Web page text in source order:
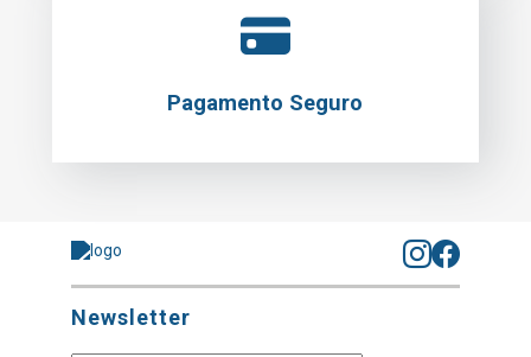
Pagamento Seguro
Newsletter